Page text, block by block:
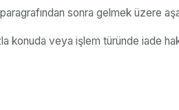
sonra gelmek üzere
veya işlem türünde iade